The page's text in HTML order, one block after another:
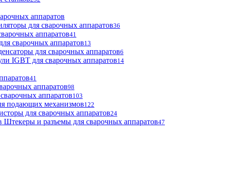
аппаратов
для сварочных аппаратов36
аппаратов41
сварочных аппаратов13
для сварочных аппаратов6
IGBT для сварочных аппаратов14
41
аппаратов98
аппаратов103
подающих механизмов122
для сварочных аппаратов24
Штекеры и разъемы для сварочных аппаратов47